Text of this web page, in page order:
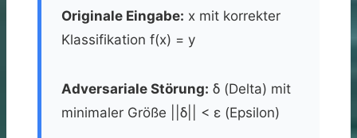
Originale Eingabe: x mit korrekter
Klassifikation f(x) = y
Adversariale Störung: δ (Delta) mit
minimaler Größe ||δ|| < ε (Epsilon)